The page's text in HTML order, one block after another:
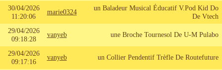
30/04/2026
11:20:06
marie0324
un Baladeur Musical Éducatif V.Pod Kid Do
De Vtech
29/04/2026
09:18:28
vanyeb une Broche Tournesol De U-M Pulabo
29/04/2026
09:17:16
vanyeb un Collier Pendentif Trèfle De Routefuture